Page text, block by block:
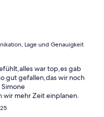
Lage und Genauigkeit
war top,es gab
gut gefallen,das wir noch
mehr Zeit einplanen.